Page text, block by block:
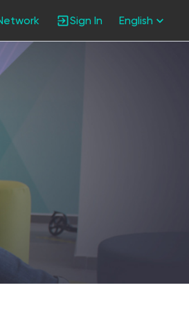
Sign In English